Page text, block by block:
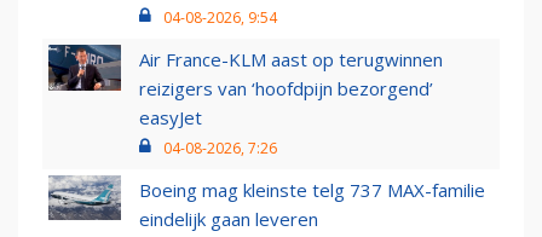
04-08-2026, 9:54
Air France-KLM aast op terugwinnen
reizigers van ‘hoofdpijn bezorgend’
easyJet
04-08-2026, 7:26
Boeing mag kleinste telg 737 MAX-familie
eindelijk gaan leveren